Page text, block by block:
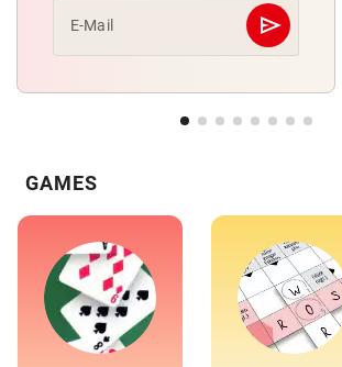
E-Mail send
Abschicken
GAMES